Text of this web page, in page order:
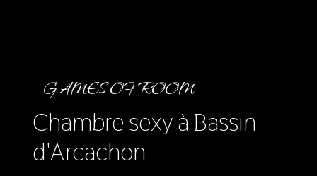
GAMES OF ROOM
chambre sexy à Bassin
d'Arcachon